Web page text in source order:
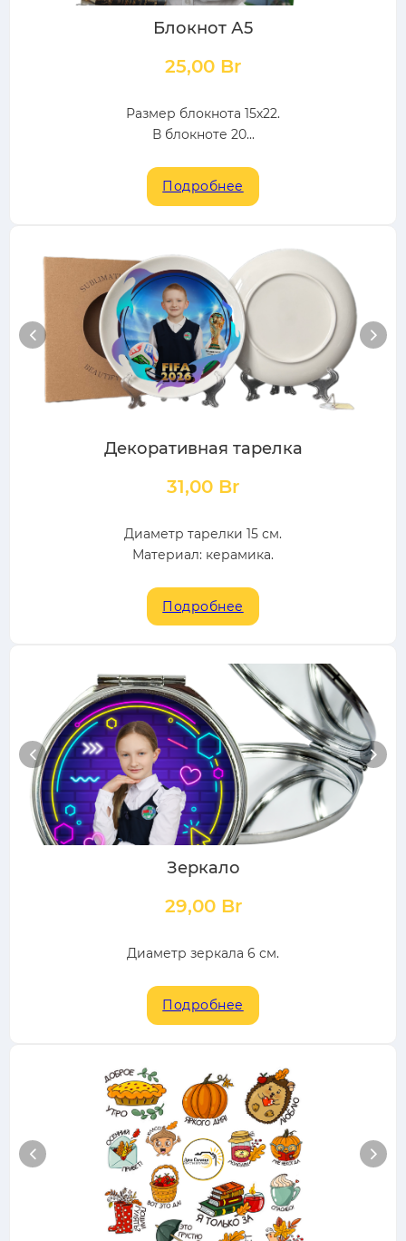
Блокнот А5
25,00 Br
Размер блокнота 15х22.
В блокноте 20...
Подробнее
Декоративная тарелка
31,00 Br
Диаметр тарелки 15 см.
Материал: керамика.
Подробнее
Зеркало
29,00 Br
Диаметр зеркала 6 см.
Подробнее